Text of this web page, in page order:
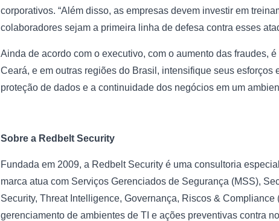
corporativos. “Além disso, as empresas devem investir em
colaboradores sejam a primeira linha de defesa contra esses
Ainda de acordo com o executivo, com o aumento das fraudes,
Ceará, e em outras regiões do Brasil, intensifique seus esforços
proteção de dados e a continuidade dos negócios em um
Sobre a Redbelt Security
Fundada em 2009, a Redbelt Security é uma consultoria
marca atua com Serviços Gerenciados de Segurança (MSS),
Security, Threat Intelligence, Governança, Riscos &
gerenciamento de ambientes de TI e ações preventivas contra